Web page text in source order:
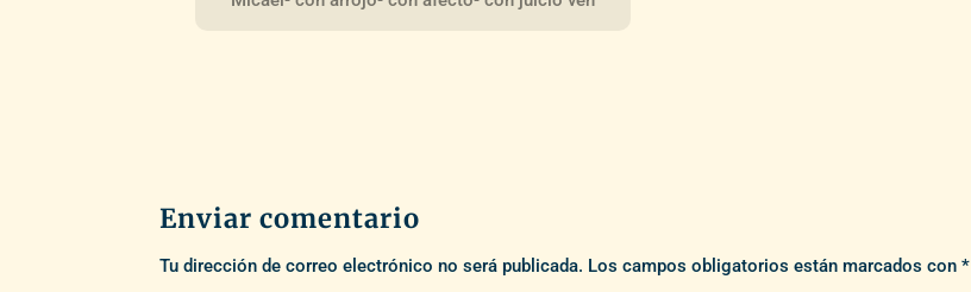
Enviar comentario
Tu dirección de correo electrónico no será publicada. Los campos obligatorios están marcados con*